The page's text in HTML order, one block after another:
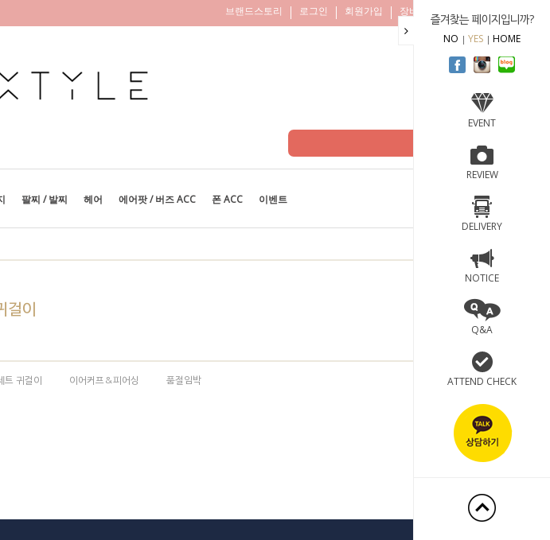
즐겨찾는 페이지입니까?
NO YES HOME
EVENT
REVIEW
DELIVERY
NOTICE
Q&A
ATTEND CHECK
브랜드스토리 로그인 회원가입 장바구니
팔찌 / 발찌 헤어 에어팟 / 버즈 ACC 폰 ACC 이벤트
걸이
트 귀걸이 이어커프&피어싱 품절임박